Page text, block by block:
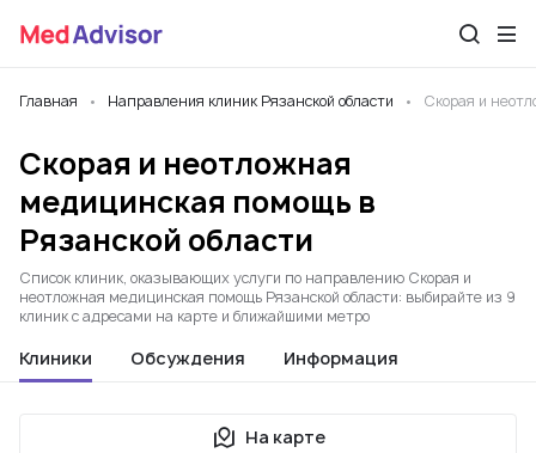
Главная Направления клиник Рязанской области Скорая и
Скорая и неотложная
медицинская помощь в
Рязанской области
Список клиник, оказывающих услуги по направлению Скорая и
неотложная медицинская помощь Рязанской области: выбирайте из 9
клиник с адресами на карте и ближайшими метро
Клиники Обсуждения Информация
На карте